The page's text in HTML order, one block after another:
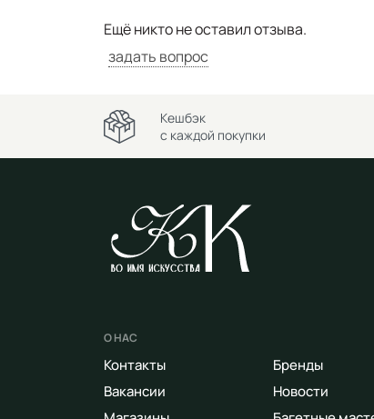
Ещё никто не оставил отзыва.
задать вопрос
Кешбэк
с каждой покупки
О НАС
Контакты
Вакансии
Бренды
Новости